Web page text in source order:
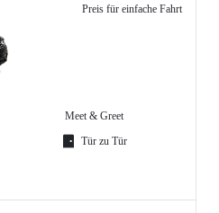
Preis für einfache Fahrt
Meet & Greet
Tür zu Tür